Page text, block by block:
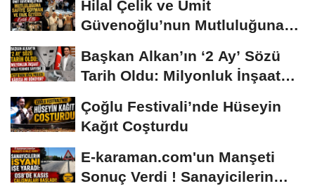
Hilal Çelik ve Ümit
Güvenoğlu’nun Mutluluğuna
Başkan Alkan’ın ‘2 Ay’ Sözü
Tarih Oldu: Milyonluk İnşaat
Çoğlu Festivali’nde Hüseyin
Kağıt Coşturdu
E-karaman.com'un Manşeti
Sonuç Verdi ! Sanayicilerin